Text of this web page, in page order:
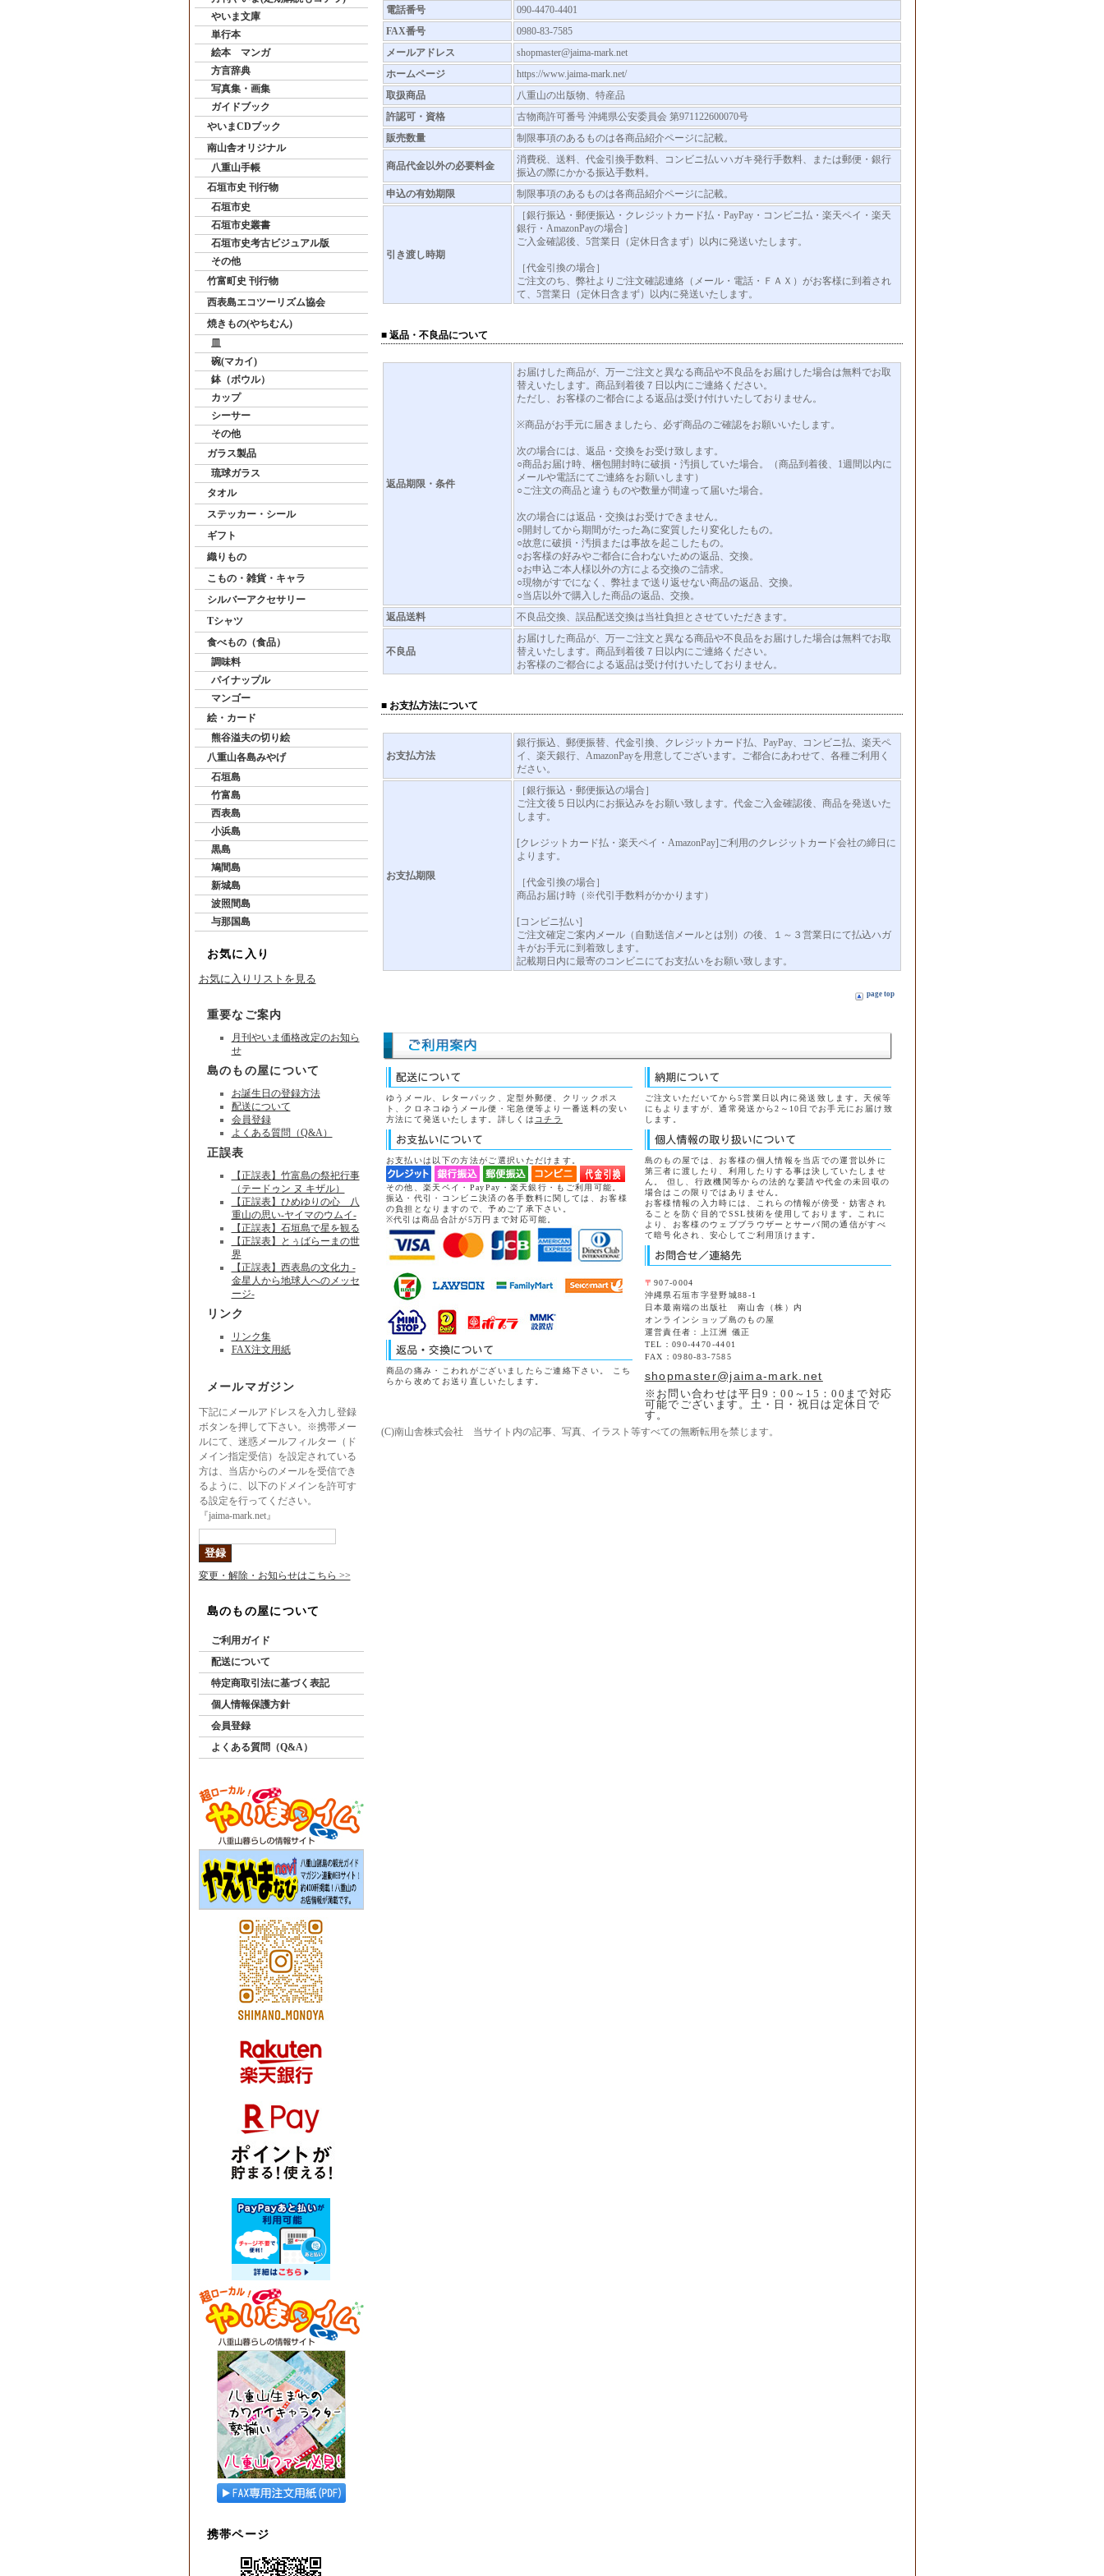
やいま文庫
単行本
絵本 マンガ
方言辞典
写真集・画集
ガイドブック
やいまCDブック
南山舎オリジナル
八重山手帳
石垣市史 刊行物
石垣市史
石垣市史叢書
石垣市史考古ビジュアル版
その他
竹富町史 刊行物
西表島エコツーリズム協会
焼きもの(やちむん)
皿
碗(マカイ)
鉢（ボウル）
カップ
シーサー
その他
ガラス製品
琉球ガラス
タオル
ステッカー・シール
ギフト
織りもの
こもの・雑貨・キャラ
シルバーアクセサリー
Tシャツ
食べもの（食品）
調味料
パイナップル
マンゴー
絵・カード
熊谷溢夫の切り絵
八重山各島みやげ
石垣島
竹富島
西表島
小浜島
黒島
鳩間島
新城島
波照間島
与那国島
お気に入り
お気に入りリストを見る
重要なご案内
月刊やいま価格改定のお知ら
せ
島のもの屋について
お誕生日の登録方法
配送について
会員登録
よくある質問（Q&A）
正誤表
【正誤表】竹富島の祭祀行事
（テードゥン ヌ キザル）
【正誤表】ひめゆりの心 八
重山の思い-ヤイマのウムイ-
【正誤表】石垣島で星を観る
【正誤表】とぅばらーまの世
界
【正誤表】西表島の文化力 -
金星人から地球人へのメッセ
ージ-
リンク
リンク集
FAX注文用紙
メールマガジン
下記にメールアドレスを入力し登録
ボタンを押して下さい。※携帯メー
ルにて、迷惑メールフィルター（ド
メイン指定受信）を設定されている
方は、当店からのメールを受信でき
るように、以下のドメインを許可す
る設定を行ってください。
『jaima-mark.net』
変更・解除・お知らせはこちら >>
島のもの屋について
ご利用ガイド
配送について
特定商取引法に基づく表記
個人情報保護方針
会員登録
よくある質問（Q&A）
携帯ページ
電話番号
090-4470-4401
FAX番号
0980-83-7585
メールアドレス
shopmaster@jaima-mark.net
ホームページ
https://www.jaima-mark.net/
取扱商品
八重山の出版物、特産品
許認可・資格
古物商許可番号 沖縄県公安委員会 第971122600070号
販売数量
制限事項のあるものは各商品紹介ページに記載。
商品代金以外の必要料金
消費税、送料、代金引換手数料、コンビニ払いハガキ発行手数料、または郵便・銀行
振込の際にかかる振込手数料。
申込の有効期限
制限事項のあるものは各商品紹介ページに記載。
引き渡し時期
［銀行振込・郵便振込・クレジットカード払・PayPay・コンビニ払・楽天ペイ・楽天
銀行・AmazonPayの場合］
ご入金確認後、5営業日（定休日含まず）以内に発送いたします。
［代金引換の場合］
ご注文のち、弊社よりご注文確認連絡（メール・電話・ＦＡＸ）がお客様に到着され
て、5営業日（定休日含まず）以内に発送いたします。
■ 返品・不良品について
返品期限・条件
お届けした商品が、万一ご注文と異なる商品や不良品をお届けした場合は無料でお取
替えいたします。商品到着後７日以内にご連絡ください。
ただし、お客様のご都合による返品は受け付けいたしておりません。
※商品がお手元に届きましたら、必ず商品のご確認をお願いいたします。
次の場合には、返品・交換をお受け致します。
○商品お届け時、梱包開封時に破損・汚損していた場合。（商品到着後、1週間以内に
メールや電話にてご連絡をお願いします）
○ご注文の商品と違うものや数量が間違って届いた場合。
次の場合には返品・交換はお受けできません。
○開封してから期間がたった為に変質したり変化したもの。
○故意に破損・汚損または事故を起こしたもの。
○お客様の好みやご都合に合わないための返品、交換。
○お申込ご本人様以外の方による交換のご請求。
○現物がすでになく、弊社まで送り返せない商品の返品、交換。
○当店以外で購入した商品の返品、交換。
返品送料
不良品交換、誤品配送交換は当社負担とさせていただきます。
不良品
お届けした商品が、万一ご注文と異なる商品や不良品をお届けした場合は無料でお取
替えいたします。商品到着後７日以内にご連絡ください。
お客様のご都合による返品は受け付けいたしておりません。
■ お支払方法について
お支払方法
銀行振込、郵便振替、代金引換、クレジットカード払、PayPay、コンビニ払、楽天ペ
イ、楽天銀行、AmazonPayを用意してございます。ご都合にあわせて、各種ご利用く
ださい。
お支払期限
［銀行振込・郵便振込の場合］
ご注文後５日以内にお振込みをお願い致します。代金ご入金確認後、商品を発送いた
します。
[クレジットカード払・楽天ペイ・AmazonPay]ご利用のクレジットカード会社の締日に
よります。
［代金引換の場合］
商品お届け時（※代引手数料がかかります）
[コンビニ払い]
ご注文確定ご案内メール（自動送信メールとは別）の後、１～３営業日にて払込ハガ
キがお手元に到着致します。
記載期日内に最寄のコンビニにてお支払いをお願い致します。
page top
ゆうメール、レターパック、定型外郵便、クリックポス
ト、クロネコゆうメール便・宅急便等より一番送料の安い
方法にて発送いたします。詳しくは コチラ
お支払いは以下の方法がご選択いただけます。
その他、楽天ペイ・PayPay・楽天銀行・もご利用可能。
振込・代引・コンビニ決済の各手数料に関しては、お客様
の負担となりますので、予めご了承下さい。
※代引は商品合計が5万円まで対応可能。
商品の痛み・こわれがございましたらご連絡下さい。 こち
らから改めてお送り直しいたします。
ご注文いただいてから5営業日以内に発送致します。天候等
にもよりますが、通常発送から2～10日でお手元にお届け致
します。
島のもの屋では、お客様の個人情報を当店での運営以外に
第三者に渡したり、利用したりする事は決していたしませ
ん。 但し、行政機関等からの法的な要請や代金の未回収の
場合はこの限りではありません。
お客様情報の入力時には、これらの情報が傍受・妨害され
ることを防ぐ目的でSSL技術を使用しております。これに
より、お客様のウェブブラウザーとサーバ間の通信がすべ
て暗号化され、安心してご利用頂けます。
〒 907-0004
沖縄県石垣市字登野城88-1
日本最南端の出版社 南山舎（株）内
オンラインショップ島のもの屋
運営責任者：上江洲 儀正
TEL：090-4470-4401
FAX：0980-83-7585
shopmaster@jaima-mark.net
※お問い合わせは平日9：00～15：00まで対応
可能でございます。土・日・祝日は定休日で
す。
(C)南山舎株式会社 当サイト内の記事、写真、イラスト等すべての無断転用を禁じます。